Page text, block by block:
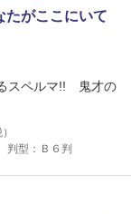
がここにいて
スペルマ!! 鬼才の
判型：Ｂ６判